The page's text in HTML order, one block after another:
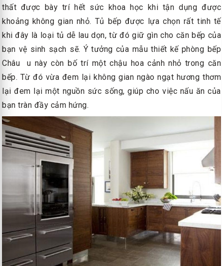
thất được bày trí hết sức khoa học khi tận dụng được
khoảng không gian nhỏ. Tủ bếp được lựa chọn rất tinh tế
khi đây là loại tủ dễ lau dọn, từ đó giữ gìn cho căn bếp của
bạn vệ sinh sạch sẽ. Ý tưởng của mẫu thiết kế phòng bếp
Châu u này còn bố trí một chậu hoa cảnh nhỏ trong căn
bếp. Từ đó vừa đem lại không gian ngào ngạt hương thơm
lại đem lại một nguồn sức sống, giúp cho việc nấu ăn của
bạn tràn đầy cảm hứng.